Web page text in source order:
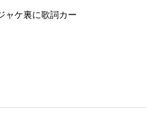
ャケ裏に歌詞カー